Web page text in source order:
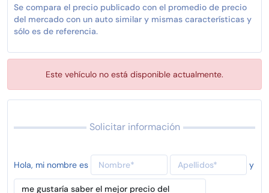
Se compara el precio publicado con el promedio de precio
del mercado con un auto similar y mismas características y
sólo es de referencia.
Este vehículo no está disponible actualmente.
Solicitar información
Hola, mi nombre es y